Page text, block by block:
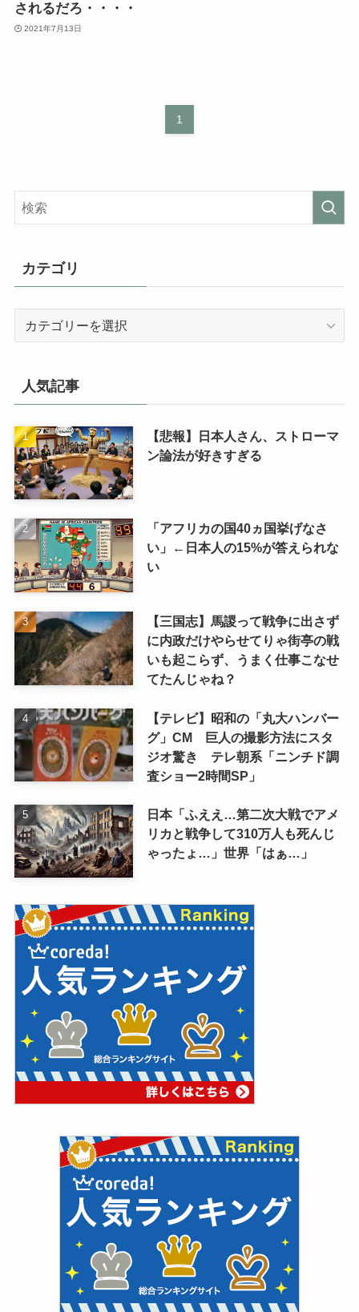
されるだろ・・・・
2021年7月13日
1
カテゴリ
人気記事
【悲報】日本人さん、ストローマ
ン論法が好きすぎる
「アフリカの国40ヵ国挙げなさ
い」←日本人の15%が答えられな
い
【三国志】馬謖って戦争に出さず
に内政だけやらせてりゃ街亭の戦
いも起こらず、うまく仕事こなせ
てたんじゃね？
【テレビ】昭和の「丸大ハンバー
グ」CM 巨人の撮影方法にスタ
ジオ驚き テレ朝系「ニンチド調
査ショー2時間SP」
日本「ふええ…第二次大戦でアメ
リカと戦争して310万人も死んじ
ゃったょ…」世界「はぁ…」